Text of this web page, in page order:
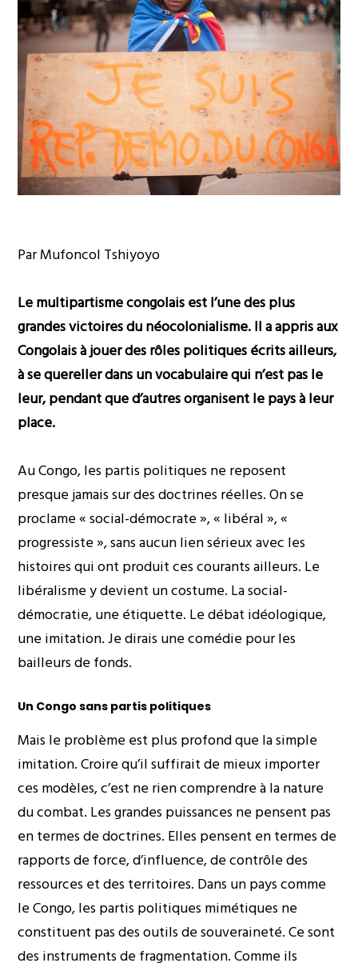
Par Mufoncol Tshiyoyo
Le multipartisme congolais est l’une des plus
grandes victoires du néocolonialisme. Il a appris aux
Congolais à jouer des rôles politiques écrits ailleurs,
à se quereller dans un vocabulaire qui n’est pas le
leur, pendant que d’autres organisent le pays à leur
place.
Au Congo, les partis politiques ne reposent
presque jamais sur des doctrines réelles. On se
proclame « social-démocrate », « libéral », «
progressiste », sans aucun lien sérieux avec les
histoires qui ont produit ces courants ailleurs. Le
libéralisme y devient un costume. La social-
démocratie, une étiquette. Le débat idéologique,
une imitation. Je dirais une comédie pour les
bailleurs de fonds.
Un Congo sans partis politiques
Mais le problème est plus profond que la simple
imitation. Croire qu’il suffirait de mieux importer
ces modèles, c’est ne rien comprendre à la nature
du combat. Les grandes puissances ne pensent pas
en termes de doctrines. Elles pensent en termes de
rapports de force, d’influence, de contrôle des
ressources et des territoires. Dans un pays comme
le Congo, les partis politiques mimétiques ne
constituent pas des outils de souveraineté. Ce sont
des instruments de fragmentation. Comme ils